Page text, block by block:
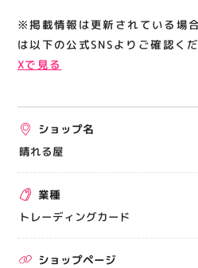
プライバシーポリシー
サイトポリシー
出店をご検討の方へ
テナント出店募集
催事出店募集
アティビジョンについて
※掲載情報は更新されている場
は以下の公式SNSよりご確認くだ
Xで見る
ショップ名
晴れる屋
業種
トレーディングカード
ショップページ